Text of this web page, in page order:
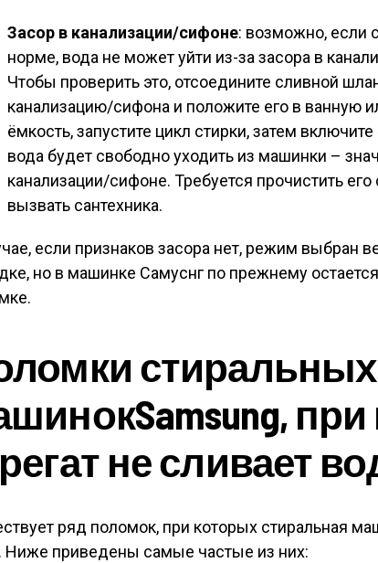
Засор в канализации/сифоне: возможно, если
норме, вода не может уйти из-за засора в
Чтобы проверить это, отсоедините сливной
канализацию/сифона и положите его в ванную
ёмкость, запустите цикл стирки, затем
вода будет свободно уходить из машинки –
канализации/сифоне. Требуется прочистить
вызвать сантехника.
если признаков засора нет, режим выбран
но в машинке Самуснг по прежнему
стиральных
Samsung,
не сливает
ряд поломок, при которых стиральная
Ниже приведены самые частые из них: